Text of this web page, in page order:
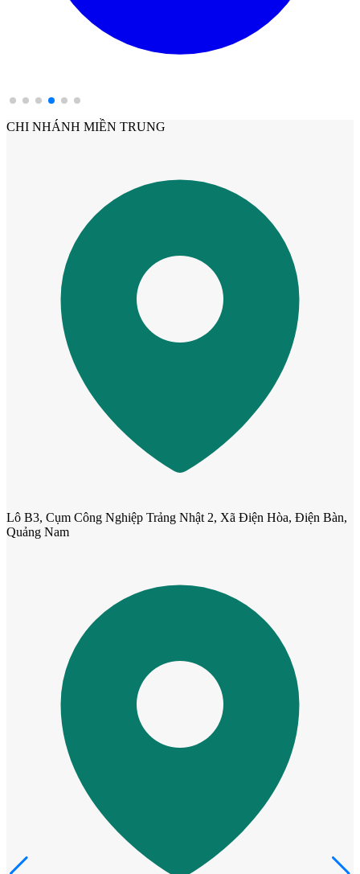
Cửa Gỗ MDF Laminate
Cửa Gỗ MDF Veneer
CHI NHÁNH MIỀN TRUNG
Lô B3, Cụm Công Nghiệp Trảng Nhật 2, Xã Điện Hòa, Điện Bàn,
Quảng Nam